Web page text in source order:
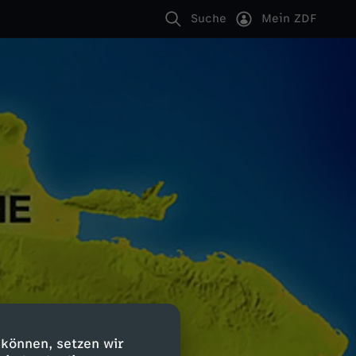
setzen wir
Suche Mein ZDF